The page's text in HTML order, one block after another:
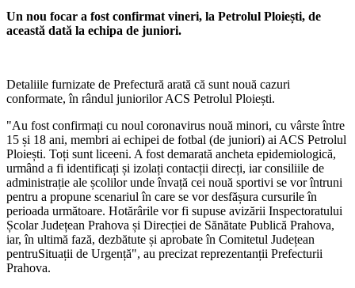
Un nou focar a fost confirmat vineri, la Petrolul Ploiești, de
această dată la echipa de juniori.
Detaliile furnizate de Prefectură arată că sunt nouă cazuri
conformate, în rândul juniorilor ACS Petrolul Ploiești.
"Au fost confirmați cu noul coronavirus nouă minori, cu vârste între
15 și 18 ani, membri ai echipei de fotbal (de juniori) ai ACS Petrolul
Ploiești. Toți sunt liceeni. A fost demarată ancheta epidemiologică,
urmând a fi identificați și izolați contacții direcți, iar consiliile de
administrație ale școlilor unde învață cei nouă sportivi se vor întruni
pentru a propune scenariul în care se vor desfășura cursurile în
perioada următoare. Hotărârile vor fi supuse avizării Inspectoratului
Școlar Județean Prahova și Direcției de Sănătate Publică Prahova,
iar, în ultimă fază, dezbătute și aprobate în Comitetul Județean
pentruSituații de Urgență", au precizat reprezentanții Prefecturii
Prahova.